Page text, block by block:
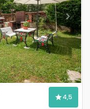
Next
4,5